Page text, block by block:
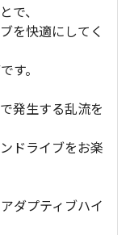
で、
を快適にしてく
す。
発生する乱流を
ドライブをお楽
ダプティブハイ